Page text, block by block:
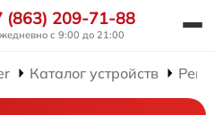
(863) 209-71-88
с 9:00 до 21:00
Каталог устройств